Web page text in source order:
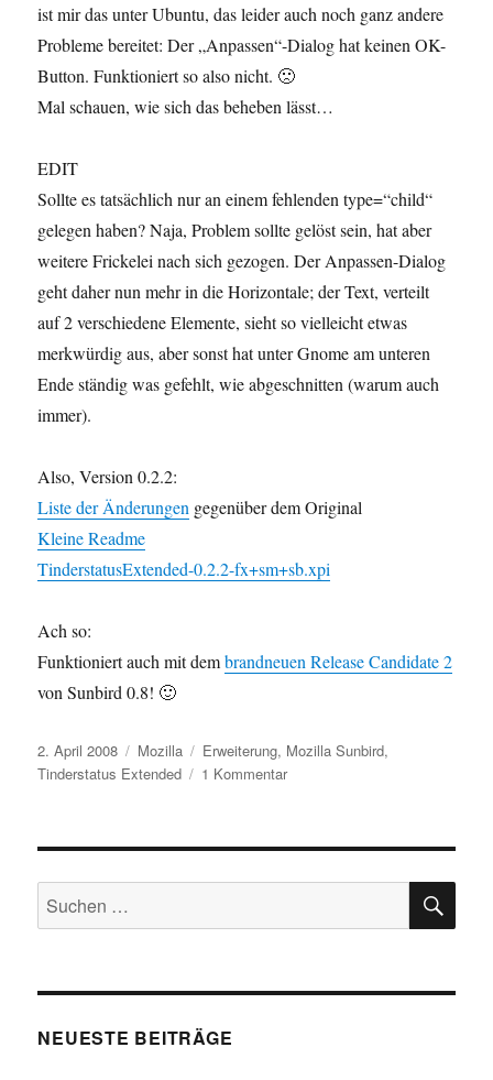
ist mir das unter Ubuntu, das leider auch noch ganz andere
Probleme bereitet: Der „Anpassen“-Dialog hat keinen OK-
Button. Funktioniert so also nicht. 🙁
Mal schauen, wie sich das beheben lässt…
EDIT
Sollte es tatsächlich nur an einem fehlenden type=“child“
gelegen haben? Naja, Problem sollte gelöst sein, hat aber
weitere Frickelei nach sich gezogen. Der Anpassen-Dialog
geht daher nun mehr in die Horizontale; der Text, verteilt
auf 2 verschiedene Elemente, sieht so vielleicht etwas
merkwürdig aus, aber sonst hat unter Gnome am unteren
Ende ständig was gefehlt, wie abgeschnitten (warum auch
immer).
Also, Version 0.2.2:
Liste der Änderungen gegenüber dem Original
Kleine Readme
TinderstatusExtended-0.2.2-fx+sm+sb.xpi
Ach so:
Funktioniert auch mit dembrandneuen Release Candidate 2
von Sunbird 0.8! 🙂
Veröffentlicht
am
2. April 2008 Kategorien
Mozilla Schlagwörter
Erweiterung, Mozilla Sunbird,
Tinderstatus Extended
1 Kommentarzu
1.
Suchen
nach:
NEUESTE BEITRÄGE